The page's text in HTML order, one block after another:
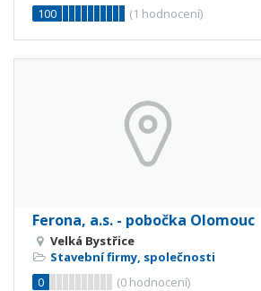
100
(1 hodnocení)
Ferona, a.s. - pobočka Olomouc
Velká Bystřice
Stavební firmy, společnosti
0
(0 hodnocení)